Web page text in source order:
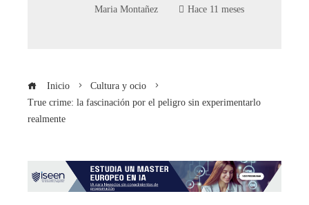
Maria Montañez Hace 11 meses
Inicio
Cultura y ocio
True crime: la fascinación por el peligro sin experimentarlo
realmente